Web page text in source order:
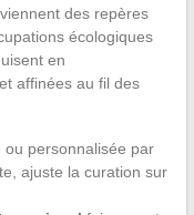
des repères
écologiques
en
affinées au fil des
personnalisée par
ajuste la curation sur